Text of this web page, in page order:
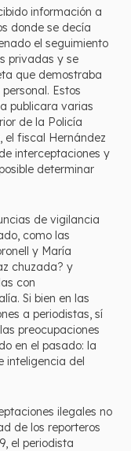
información a
donde se decía
el seguimiento
privadas y se
que demostraba
Estos
publicara varias
de la Policía
el fiscal Hernández
interceptaciones y
determinar
de vigilancia
como las
y María
chuzada? y
con
Si bien en las
a periodistas, sí
preocupaciones
en el pasado: la
inteligencia del
ilegales no
de los reporteros
el periodista